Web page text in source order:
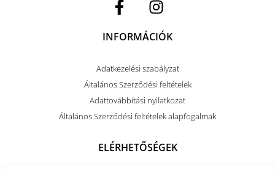
INFORMÁCIÓK
Adatkezelési szabályzat
Általános Szerződési feltételek
Adattovábbítási nyilatkozat
Általános Szerződési feltételek alapfogalmak
ELÉRHETŐSÉGEK